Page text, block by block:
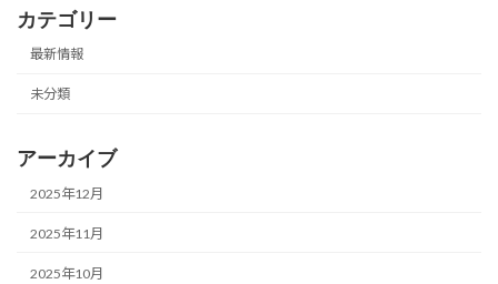
カテゴリー
最新情報
未分類
アーカイブ
2025年12月
2025年11月
2025年10月